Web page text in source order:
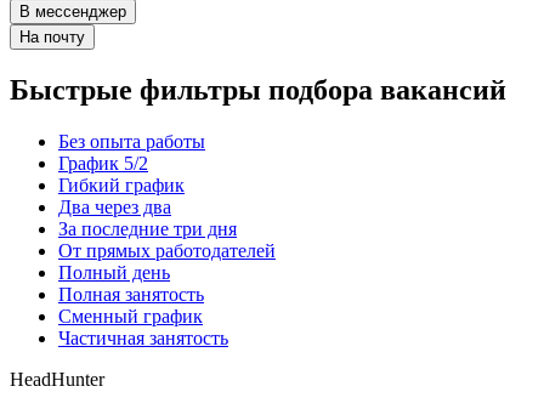
В мессенджер
На почту
Быстрые фильтры подбора вакансий
Без опыта работы
График 5/2
Гибкий график
Два через два
За последние три дня
От прямых работодателей
Полный день
Полная занятость
Сменный график
Частичная занятость
HeadHunter